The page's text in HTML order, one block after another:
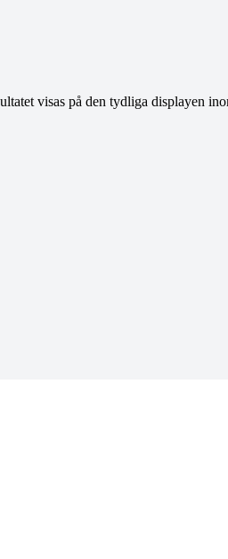
visas på den tydliga displayen